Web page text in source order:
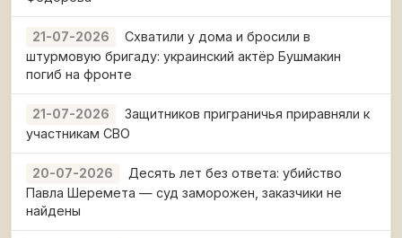
21-07-2026
Схватили у дома и бросили в
штурмовую бригаду: украинский актёр Бушмакин
погиб на фронте
21-07-2026
Защитников приграничья приравняли к
участникам СВО
20-07-2026
Десять лет без ответа: убийство
Павла Шеремета — суд заморожен, заказчики не
найдены